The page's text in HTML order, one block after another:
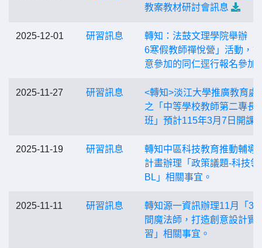
教案教材研討會訊息
2025-12-01 研習訊息
轉知：法鼓文理學院舉辦「
6寒假教師禪悅營」活動，
意參加的同仁逕行報名參加
2025-11-27 研習訊息
<轉知>淡江大學推廣教育處
之「中等學校教師第二專長
班」預計115年3月7日開課
2025-11-19 研習訊息
轉知中區科技教育推動輔導
計畫辦理「政策議題-科技領
BL」相關事宜。
2025-11-11 研習訊息
轉知源一資訊辦理11月「
間魔法師，打造創意設計實
習」相關事宜。